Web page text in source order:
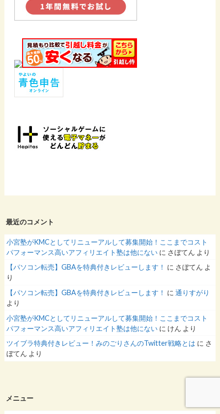
最近のコメント
小宮塾がKMCとしてリニューアルして募集開始！ここまでコスト
パフォーマンス高いアフィリエイト塾は他にない に さぼてん より
【パソコン転売】GBAを特典付きレビューします！ に さぼてん よ
り
【パソコン転売】GBAを特典付きレビューします！ に通りすがり
より
小宮塾がKMCとしてリニューアルして募集開始！ここまでコスト
パフォーマンス高いアフィリエイト塾は他にない に けん より
ツイブラ特典付きレビュー！みのごりさんのTwitter戦略とは に さ
ぼてん より
メニュー